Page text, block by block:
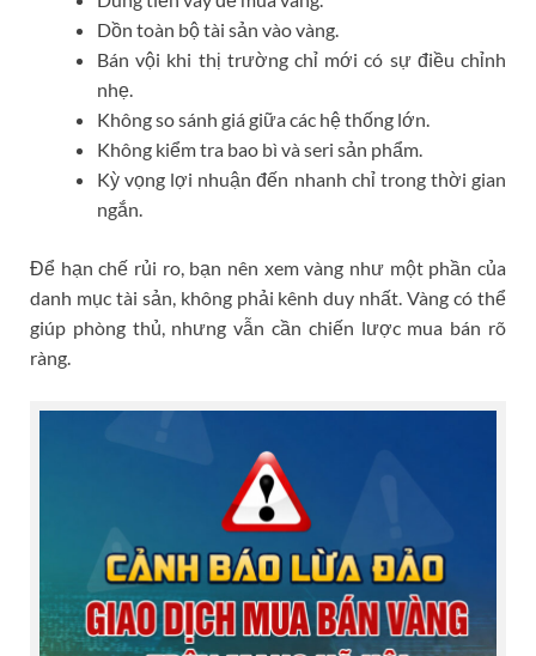
Dồn toàn bộ tài sản vào vàng.
Bán vội khi thị trường chỉ mới có sự điều chỉnh
nhẹ.
Không so sánh giá giữa các hệ thống lớn.
Không kiểm tra bao bì và seri sản phẩm.
Kỳ vọng lợi nhuận đến nhanh chỉ trong thời gian
ngắn.
Để hạn chế rủi ro, bạn nên xem vàng như một phần của
danh mục tài sản, không phải kênh duy nhất. Vàng có thể
giúp phòng thủ, nhưng vẫn cần chiến lược mua bán rõ
ràng.